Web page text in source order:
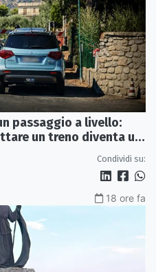
passaggio a livello:
un treno diventa un
Condividi su:
18 ore fa